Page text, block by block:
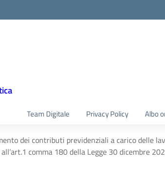
Team Digitale Privacy Policy Albo
dei contributi previdenziali a carico delle
comma 180 della Legge 30 dicembre